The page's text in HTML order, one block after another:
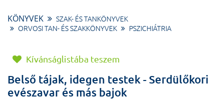
KÖNYVEK
SZAK- ÉS TANKÖNYVEK
ORVOSI TAN- ÉS SZAKKÖNYVEK
PSZICHIÁTRIA
Kívánságlistába teszem
Belső tájak, idegen testek - Serdülőkori
evészavar és más bajok